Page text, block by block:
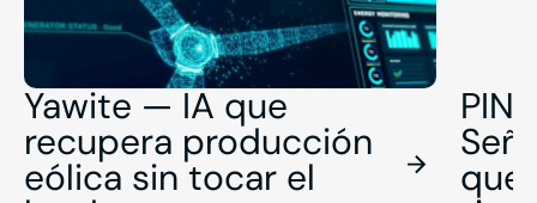
Yawite — IA que
recupera producción
eólica sin tocar el que